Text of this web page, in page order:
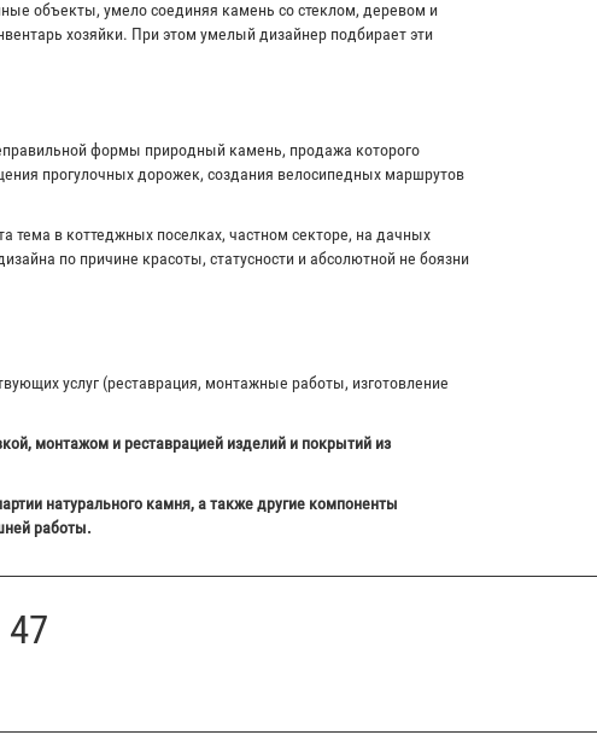
объекты, умело соединяя камень со стеклом, деревом и
хозяйки. При этом умелый дизайнер подбирает эти
формы природный камень, продажа которого
прогулочных дорожек, создания велосипедных маршрутов
тема в коттеджных поселках, частном секторе, на дачных
по причине красоты, статусности и абсолютной не боязни
услуг (реставрация, монтажные работы, изготовление
монтажом и реставрацией изделий и покрытий из
натурального камня, а также другие компоненты
работы.